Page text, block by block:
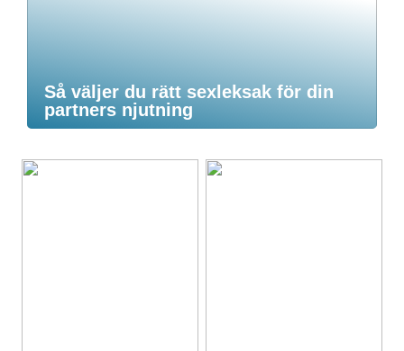
Så väljer du rätt sexleksak för din
partners njutning